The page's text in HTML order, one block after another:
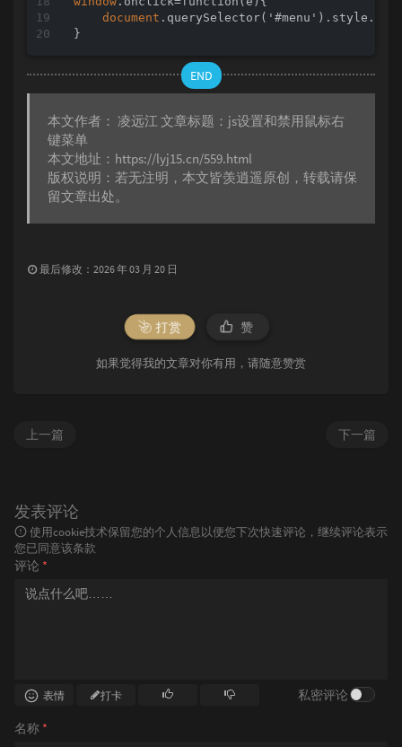
document
}
END
本文作者： 凌远江 文章标题： js设置和禁用鼠标右
键菜单
本文地址： https://lyj15.cn/559.html
版权说明：若无注明，本文皆羡逍遥原创，转载请保
留文章出处。
最后修改：2026 年 03 月 20 日
打赏 赞
如果觉得我的文章对你有用，请随意赞赏
下一篇
上一篇
发表评论
使用cookie技术保留您的个人信息以便您下次快速评论，继续评论表示
您已同意该条款
评论 *
表情 打卡 私密评论
名称 *